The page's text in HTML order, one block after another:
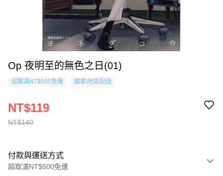
Op 夜明至的無色之日(01)
超取滿NT$500免運 國家/地區配送
NT$140
NT$119
付款與運送方式
超取滿NT$500免運